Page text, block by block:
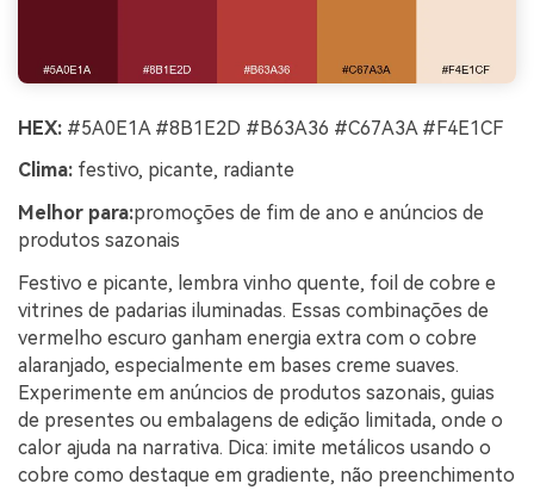
HEX: #5A0E1A #8B1E2D #B63A36 #C67A3A #F4E1CF
Clima: festivo, picante, radiante
Melhor para:promoções de fim de ano e anúncios de
produtos sazonais
Festivo e picante, lembra vinho quente, foil de cobre e
vitrines de padarias iluminadas. Essas combinações de
vermelho escuro ganham energia extra com o cobre
alaranjado, especialmente em bases creme suaves.
Experimente em anúncios de produtos sazonais, guias
de presentes ou embalagens de edição limitada, onde o
calor ajuda na narrativa. Dica: imite metálicos usando o
cobre como destaque em gradiente, não preenchimento